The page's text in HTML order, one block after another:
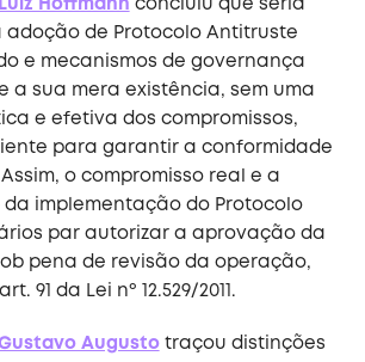
Hoffmann concluiu que seria
de Protocolo Antitruste
e mecanismos de governança
a sua mera existência, sem uma
e efetiva dos compromissos,
para garantir a conformidade
o compromisso real e a
implementação do Protocolo
par autorizar a aprovação da
pena de revisão da operação,
91 da Lei nº 12.529/2011.
Augustotraçou distinções